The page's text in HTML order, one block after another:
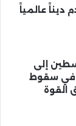
ديناً عالمياً
إلى
في سقوط
القوة